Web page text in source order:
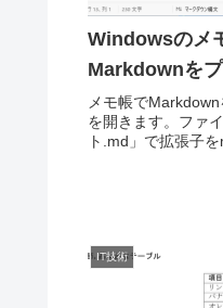
Windowsのメ
Markdownを
メモ帳で
を開きます。ファ
ト.md」で拡張子
IT技術